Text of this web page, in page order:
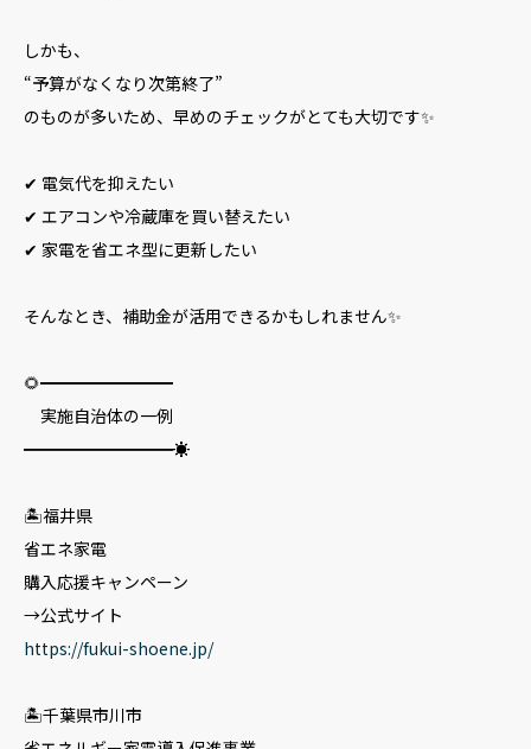
しかも、
“予算がなくなり次第終了”
のものが多いため、早めのチェックがとても大切です✨
✔ 電気代を抑えたい
✔ エアコンや冷蔵庫を買い替えたい
✔ 家電を省エネ型に更新したい
そんなとき、補助金が活用できるかもしれません✨
🌻━━━━━━━━
実施自治体の一例
━━━━━━━━━☀️
🏝️福井県
省エネ家電
購入応援キャンペーン
→公式サイト
https://fukui-shoene.jp/
🏝️千葉県市川市